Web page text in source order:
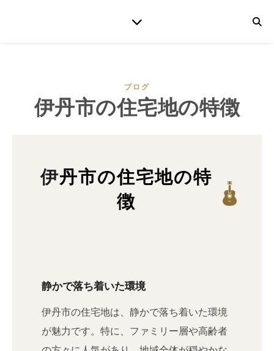
ブログ
伊丹市の住宅地の特徴
伊丹市の住宅地の特
徴
静かで落ち着いた環境
伊丹市の住宅地は、静かで落ち着いた環境
が魅力です。特に、ファミリー層や高齢者